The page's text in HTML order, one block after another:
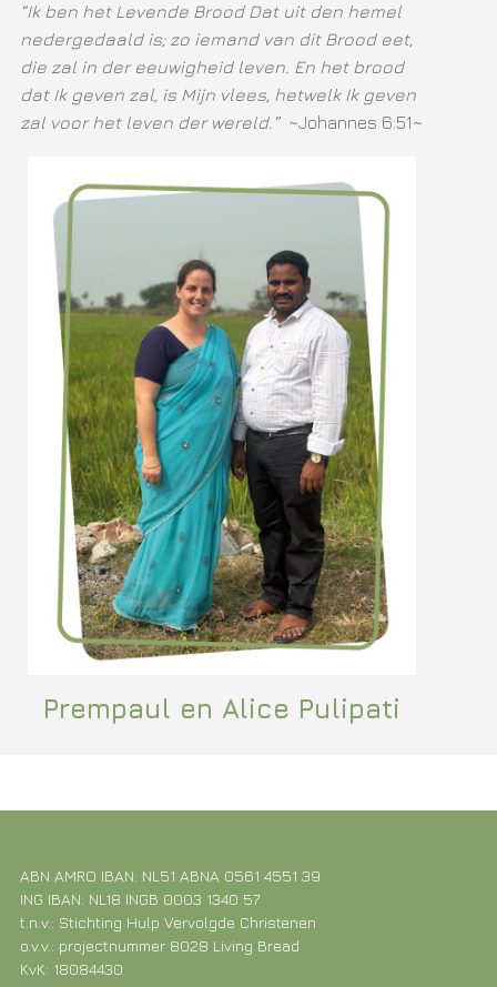
“Ik ben het Levende Brood Dat uit den hemel
nedergedaald is; zo iemand van dit Brood eet,
die zal in der eeuwigheid leven. En het brood
dat Ik geven zal, is Mijn vlees, hetwelk Ik geven
zal voor het leven der wereld.” ~Johannes 6:51~
Prempaul en Alice Pulipati
ABN AMRO IBAN: NL51 ABNA 0561 4551 39
ING IBAN: NL18 INGB 0003 1340 57
t.n.v.: Stichting Hulp Vervolgde Christenen
o.v.v.: projectnummer 8028 Living Bread
KvK: 18084430